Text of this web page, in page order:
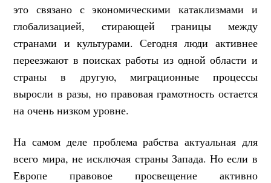
это связано с экономическими катаклизмами и
глобализацией, стирающей границы между
странами и культурами. Сегодня люди активнее
переезжают в поисках работы из одной области и
страны в другую, миграционные процессы
выросли в разы, но правовая грамотность остается
на очень низком уровне.
На самом деле проблема рабства актуальная для
всего мира, не исключая страны Запада. Но если в
Европе правовое просвещение активно